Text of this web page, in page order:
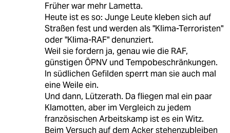
Früher war mehr Lametta.
Heute ist es so: Junge Leute kleben sich auf
Straßen fest und werden als "Klima-Terroristen"
oder "Klima-RAF" denunziert.
Weil sie fordern ja, genau wie die RAF,
günstigen ÖPNV und Tempobeschränkungen.
In südlichen Gefilden sperrt man sie auch mal
eine Weile ein.
Und dann, Lützerath. Da fliegen mal ein paar
Klamotten, aber im Vergleich zu jedem
französischen Arbeitskamp ist es ein Witz.
Beim Versuch auf dem Acker stehenzubleiben